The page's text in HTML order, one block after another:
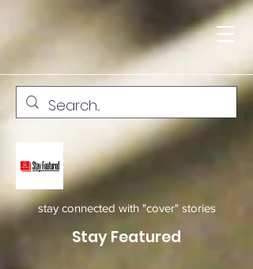
stay connected with "cover" stories
Stay Featured